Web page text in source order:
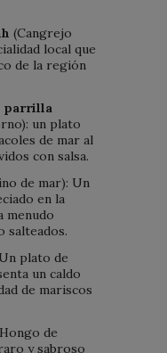
(Cangrejo
local que
de la región
parrilla
un plato
de mar al
con salsa.
de mar): Un
en la
menudo
salteados.
plato de
un caldo
de mariscos
de
y sabroso